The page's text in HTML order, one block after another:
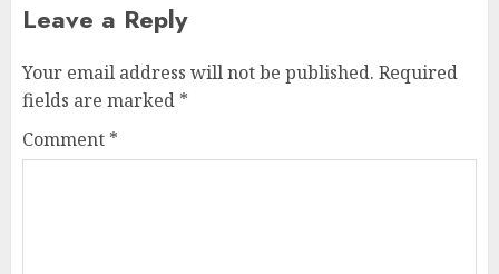
Leave a Reply
Your email address will not be published. Required
fields are marked *
Comment *